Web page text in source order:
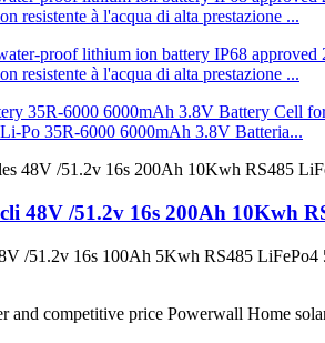
resistente à l'acqua di alta prestazione ...
resistente à l'acqua di alta prestazione ...
Po 35R-6000 6000mAh 3.8V Batteria...
48V /51.2v 16s 200Ah 10Kwh
/51.2v 16s 100Ah 5Kwh RS485 LiFePo4